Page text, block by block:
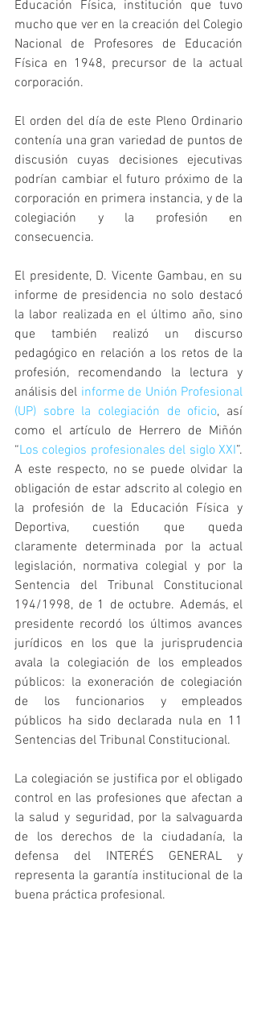
Educación Física, institución que tuvo
mucho que ver en la creación del Colegio
Nacional de Profesores de Educación
Física en 1948, precursor de la actual
corporación.
El orden del día de este Pleno Ordinario
contenía una gran variedad de puntos de
discusión cuyas decisiones ejecutivas
podrían cambiar el futuro próximo de la
corporación en primera instancia, y de la
colegiación y la profesión en
consecuencia.
El presidente, D. Vicente Gambau, en su
informe de presidencia no solo destacó
la labor realizada en el último año, sino
que también realizó un discurso
pedagógico en relación a los retos de la
profesión, recomendando la lectura y
análisis del informe de Unión Profesional
(UP) sobre la colegiación de oficio, así
como el artículo de Herrero de Miñón
“Los colegios profesionales del siglo XXI”.
A este respecto, no se puede olvidar la
obligación de estar adscrito al colegio en
la profesión de la Educación Física y
Deportiva, cuestión que queda
claramente determinada por la actual
legislación, normativa colegial y por la
Sentencia del Tribunal Constitucional
194/1998, de 1 de octubre. Además, el
presidente recordó los últimos avances
jurídicos en los que la jurisprudencia
avala la colegiación de los empleados
públicos: la exoneración de colegiación
de los funcionarios y empleados
públicos ha sido declarada nula en 11
Sentencias del Tribunal Constitucional.
La colegiación se justifica por el obligado
control en las profesiones que afectan a
la salud y seguridad, por la salvaguarda
de los derechos de la ciudadanía, la
defensa del INTERÉS GENERAL y
representa la garantía institucional de la
buena práctica profesional.